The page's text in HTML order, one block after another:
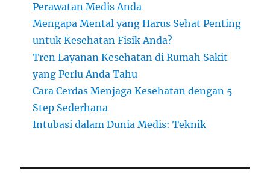
Perawatan Medis Anda
Mengapa Mental yang Harus Sehat Penting
untuk Kesehatan Fisik Anda?
Tren Layanan Kesehatan di Rumah Sakit
yang Perlu Anda Tahu
Cara Cerdas Menjaga Kesehatan dengan 5
Step Sederhana
Intubasi dalam Dunia Medis: Teknik